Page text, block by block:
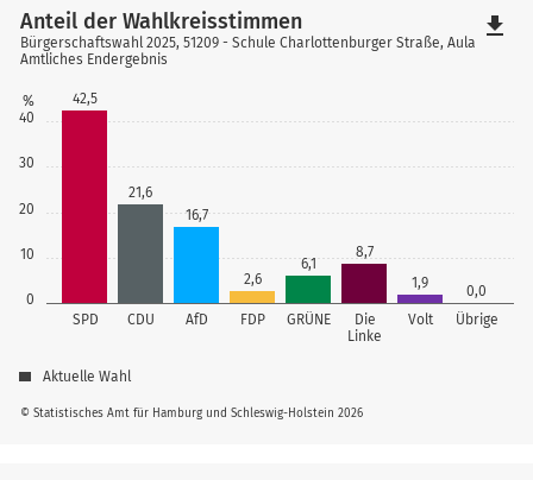
0
10
20
30
40
%
SPD CDU AfD FDP GRÜNE
Die
Linke
Volt Übrige
42,5
21,6
16,7
2,6
6,1
8,7
1,9
0,0
© Statistisches Amt für Hamburg und Schleswig-Holstein 2026
Anteil der Wahlkreisstimmen
Bürgerschaftswahl 2025, 51209 - Schule Charlottenburger Straße, Aula
Amtliches Endergebnis
Aktuelle Wahl
file_download